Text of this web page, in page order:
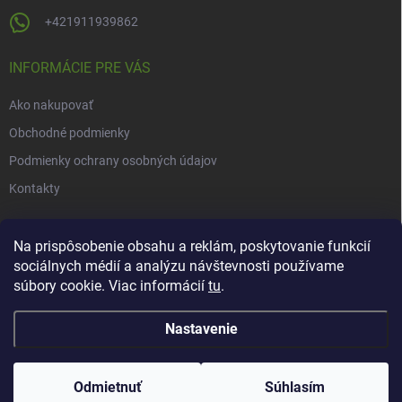
Na prispôsobenie obsahu a reklám, poskytovanie funkcií
sociálnych médií a analýzu návštevnosti používame
súbory cookie. Viac informácií tu.
Nastavenie
Odmietnuť Súhlasím
+421911939862
INFORMÁCIE PRE VÁS
Ako nakupovať
Obchodné podmienky
Podmienky ochrany osobných údajov
Kontakty
NOVINKY
Novinky v našom e-shope
Copyright 2026Herbarius. Všetky práva vyhradené.Upraviť nastavenie